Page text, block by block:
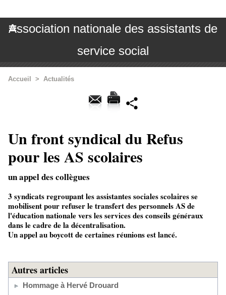
Association nationale des assistants de
service social
Accueil > Actualités
Un front syndical du Refus
pour les AS scolaires
un appel des collègues
3 syndicats regroupant les assistantes sociales scolaires se
mobilisent pour refuser le transfert des personnels AS de
l'éducation nationale vers les services des conseils généraux
dans le cadre de la décentralisation.
Un appel au boycott de certaines réunions est lancé.
Autres articles
Hommage à Hervé Drouard